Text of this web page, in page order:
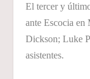
El tercer y
ante Escocia
Dickson; Luke
asistentes.